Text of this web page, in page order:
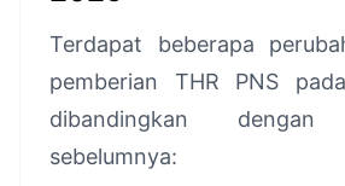
Terdapat beberapa
pemberian THR PNS
dibandingkan dengan
sebelumnya: